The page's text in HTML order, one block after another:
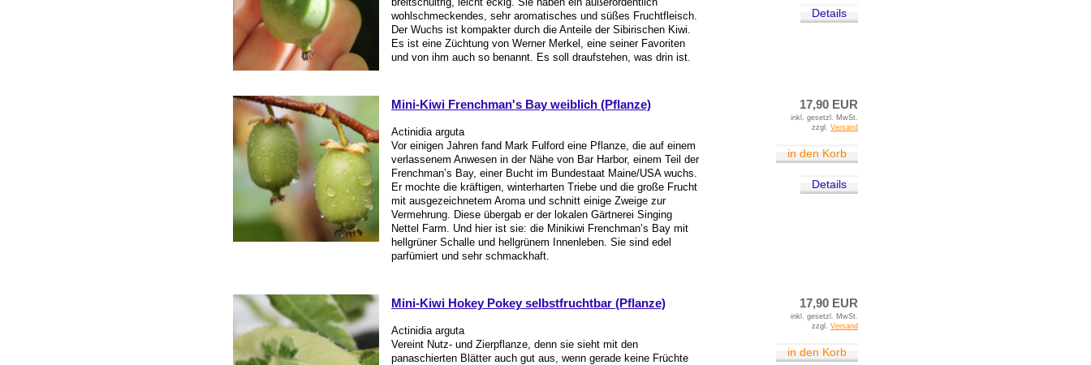
wohlschmeckendes, sehr aromatisches und süßes Fruchtfleisch.
Der Wuchs ist kompakter durch die Anteile der Sibirischen Kiwi.
Es ist eine Züchtung von Werner Merkel, eine seiner Favoriten
und von ihm auch so benannt. Es soll draufstehen, was drin ist.
Details
Mini-Kiwi Frenchman's Bay weiblich (Pflanze)
Actinidia arguta
Vor einigen Jahren fand Mark Fulford eine Pflanze, die auf einem
verlassenem Anwesen in der Nähe von Bar Harbor, einem Teil der
Frenchman’s Bay, einer Bucht im Bundestaat Maine/USA wuchs.
Er mochte die kräftigen, winterharten Triebe und die große Frucht
mit ausgezeichnetem Aroma und schnitt einige Zweige zur
Vermehrung. Diese übergab er der lokalen Gärtnerei Singing
Nettel Farm. Und hier ist sie: die Minikiwi Frenchman’s Bay mit
hellgrüner Schalle und hellgrünem Innenleben. Sie sind edel
parfümiert und sehr schmackhaft.
17,90 EUR
inkl. gesetzl. MwSt.
zzgl. Versand
in den Korb
Details
Mini-Kiwi Hokey Pokey selbstfruchtbar (Pflanze)
Actinidia arguta
Vereint Nutz- und Zierpflanze, denn sie sieht mit den
panaschierten Blätter auch gut aus, wenn gerade keine Früchte
17,90 EUR
inkl. gesetzl. MwSt.
zzgl. Versand
in den Korb